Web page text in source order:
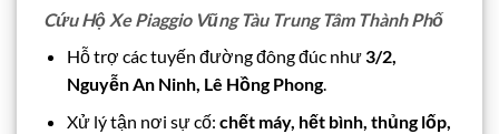
Cứu Hộ Xe Piaggio Vũng Tàu Trung Tâm Thành Phố
Hỗ trợ các tuyến đường đông đúc như3/2,
Nguyễn An Ninh, Lê Hồng Phong.
Xử lý tận nơi sự cố: chết máy, hết bình, thủng lốp,